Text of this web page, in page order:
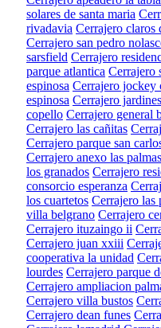
solares de santa maria
rivadavia Cerrajero claros
Cerrajero san pedro
sarsfield Cerrajero
parque atlantica Cerrajero
espinosa Cerrajero jockey
espinosa Cerrajero
copello Cerrajero general
Cerrajero las cañitas
Cerrajero parque san
Cerrajero anexo las palmas
los granados Cerrajero
consorcio esperanza
los cuartetos Cerrajero las
villa belgrano Cerrajero
Cerrajero ituzaingo ii
Cerrajero juan xxiii
cooperativa la unidad
lourdes Cerrajero parque
Cerrajero ampliacion
Cerrajero villa bustos
Cerrajero dean funes